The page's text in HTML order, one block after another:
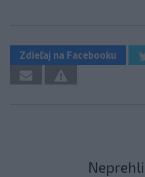
Zdieľaj na Facebooku